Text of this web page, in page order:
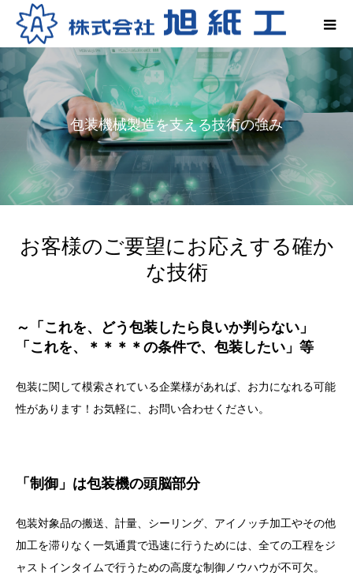
包装機械製造を支える技術の強み
お客様のご要望にお応えする確か
な技術
～「これを、どう包装したら良いか判らない」
「これを、＊＊＊＊の条件で、包装したい」等
包装に関して模索されている企業様があれば、お力になれる可能
性があります！お気軽に、お問い合わせください。
「制御」は包装機の頭脳部分
包装対象品の搬送、計量、シーリング、アイノッチ加工やその他
加工を滞りなく一気通貫で迅速に行うためには、全ての工程をジ
ャストインタイムで行うための高度な制御ノウハウが不可欠。